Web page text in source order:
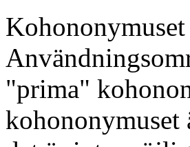
"prima"
kohononymuset